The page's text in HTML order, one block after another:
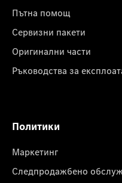
Пътна помощ
Сервизни пакети
Оригинални части
Ръководства за
Политики
Маркетинг
Следпродажбено